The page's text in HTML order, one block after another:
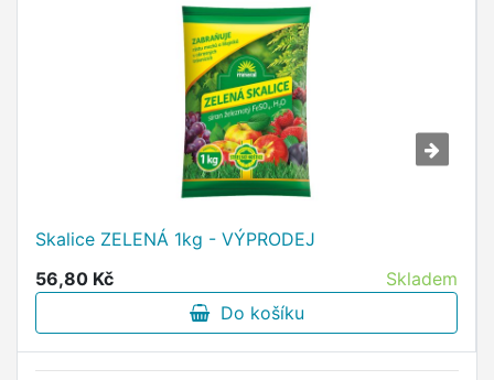
Skalice ZELENÁ 1kg - VÝPRODEJ
56,80 Kč
Skladem
Do košíku